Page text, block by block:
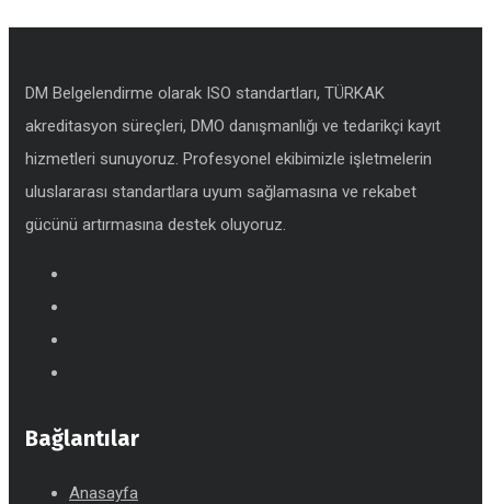
DM Belgelendirme olarak ISO standartları, TÜRKAK
akreditasyon süreçleri, DMO danışmanlığı ve tedarikçi kayıt
hizmetleri sunuyoruz. Profesyonel ekibimizle işletmelerin
uluslararası standartlara uyum sağlamasına ve rekabet
gücünü artırmasına destek oluyoruz.
Bağlantılar
Anasayfa